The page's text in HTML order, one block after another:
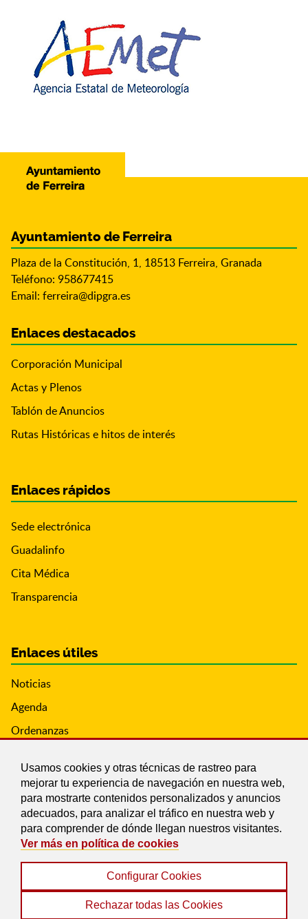
Usamos cookies y otras técnicas de rastreo para
mejorar tu experiencia de navegación en nuestra web,
para mostrarte contenidos personalizados y anuncios
adecuados, para analizar el tráfico en nuestra web y
para comprender de dónde llegan nuestros visitantes.
Ver más en política de cookies
Configurar Cookies
Rechazar todas las Cookies
Ayuntamiento de Ferreira
Plaza de la Constitución, 1, 18513 Ferreira, Granada
Teléfono: 958677415
Email: ferreira@dipgra.es
Enlaces destacados
Corporación Municipal
Actas y Plenos
Tablón de Anuncios
Rutas Históricas e hitos de interés
Enlaces rápidos
Sede electrónica
Guadalinfo
Cita Médica
Transparencia
Enlaces útiles
Noticias
Agenda
Ordenanzas
© 2022 Ayuntamiento de Ferreira
Política de Cookies | Accesibilidad
Protección de Datos | Mapa Web